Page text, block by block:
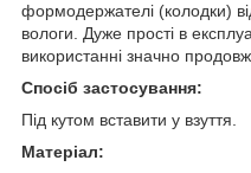
формодержателі (колодки)
вологи. Дуже прості в
використанні значно
Спосіб застосування:
Під кутом вставити у взуття.
Матеріал: